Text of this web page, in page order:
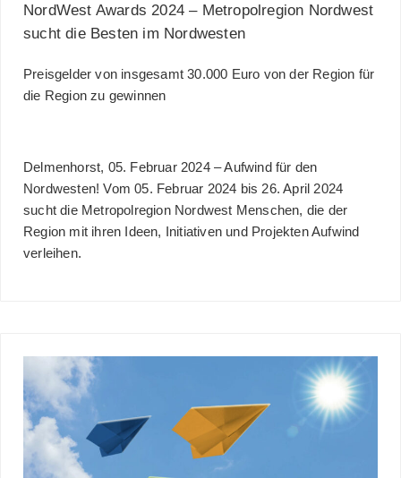
NordWest Awards 2024 – Metropolregion Nordwest
sucht die Besten im Nordwesten
Preisgelder von insgesamt 30.000 Euro von der Region für
die Region zu gewinnen
Delmenhorst, 05. Februar 2024– Aufwind für den
Nordwesten! Vom 05. Februar 2024 bis 26. April 2024
sucht die Metropolregion Nordwest Menschen, die der
Region mit ihren Ideen, Initiativen und Projekten Aufwind
verleihen.